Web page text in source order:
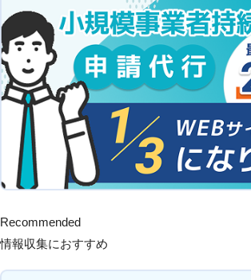
Recommended
情報収集におすすめ